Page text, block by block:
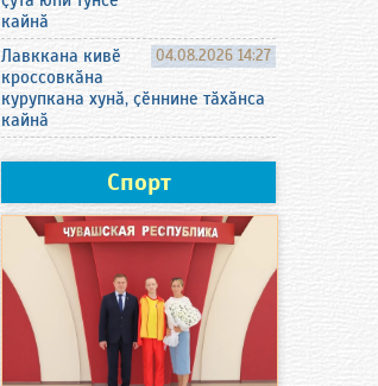
кайнӑ
04.08.2026 14:27
Лавккана кивӗ
кроссовкӑна
курупкана хунӑ, ҫӗннине тӑхӑнса
кайнӑ
Спорт